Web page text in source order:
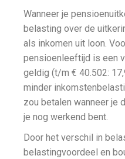
Wanneer je
belasting over de
als inkomen uit loon.
pensioenleeftijd is een
geldig (t/m € 40.502:
minder
zou betalen wanneer je
je nog werkend bent.
Door het verschil in
belastingvoordeel en